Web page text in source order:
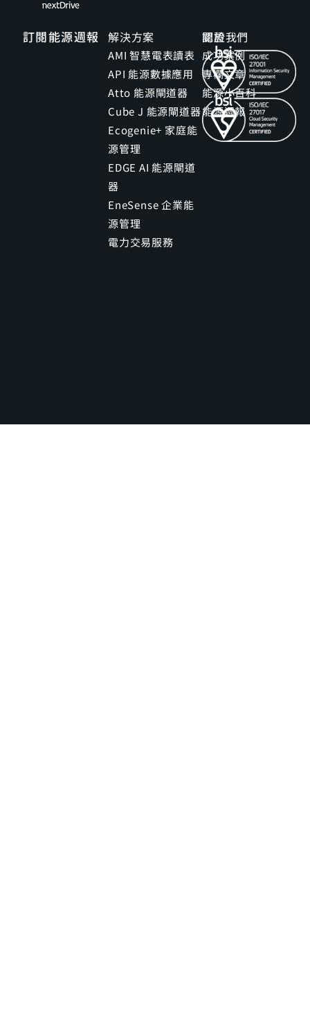
訂閱能源週報 解決方案
AMI 智慧電表讀表
API 能源數據應用
Atto 能源閘道器
Cube J 能源閘道器
Ecogenie+ 家庭能
源管理
EDGE AI 能源閘道
器
EneSense 企業能
源管理
電力交易服務
關於我們
成功案例
專欄文章
能源小百科
能源週報
認證